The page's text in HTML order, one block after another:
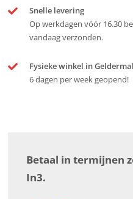
Snelle levering
Op werkdagen vóór 16.30
vandaag verzonden.
Fysieke winkel in
6 dagen per week geopend!
Betaal in termijnen
In3.